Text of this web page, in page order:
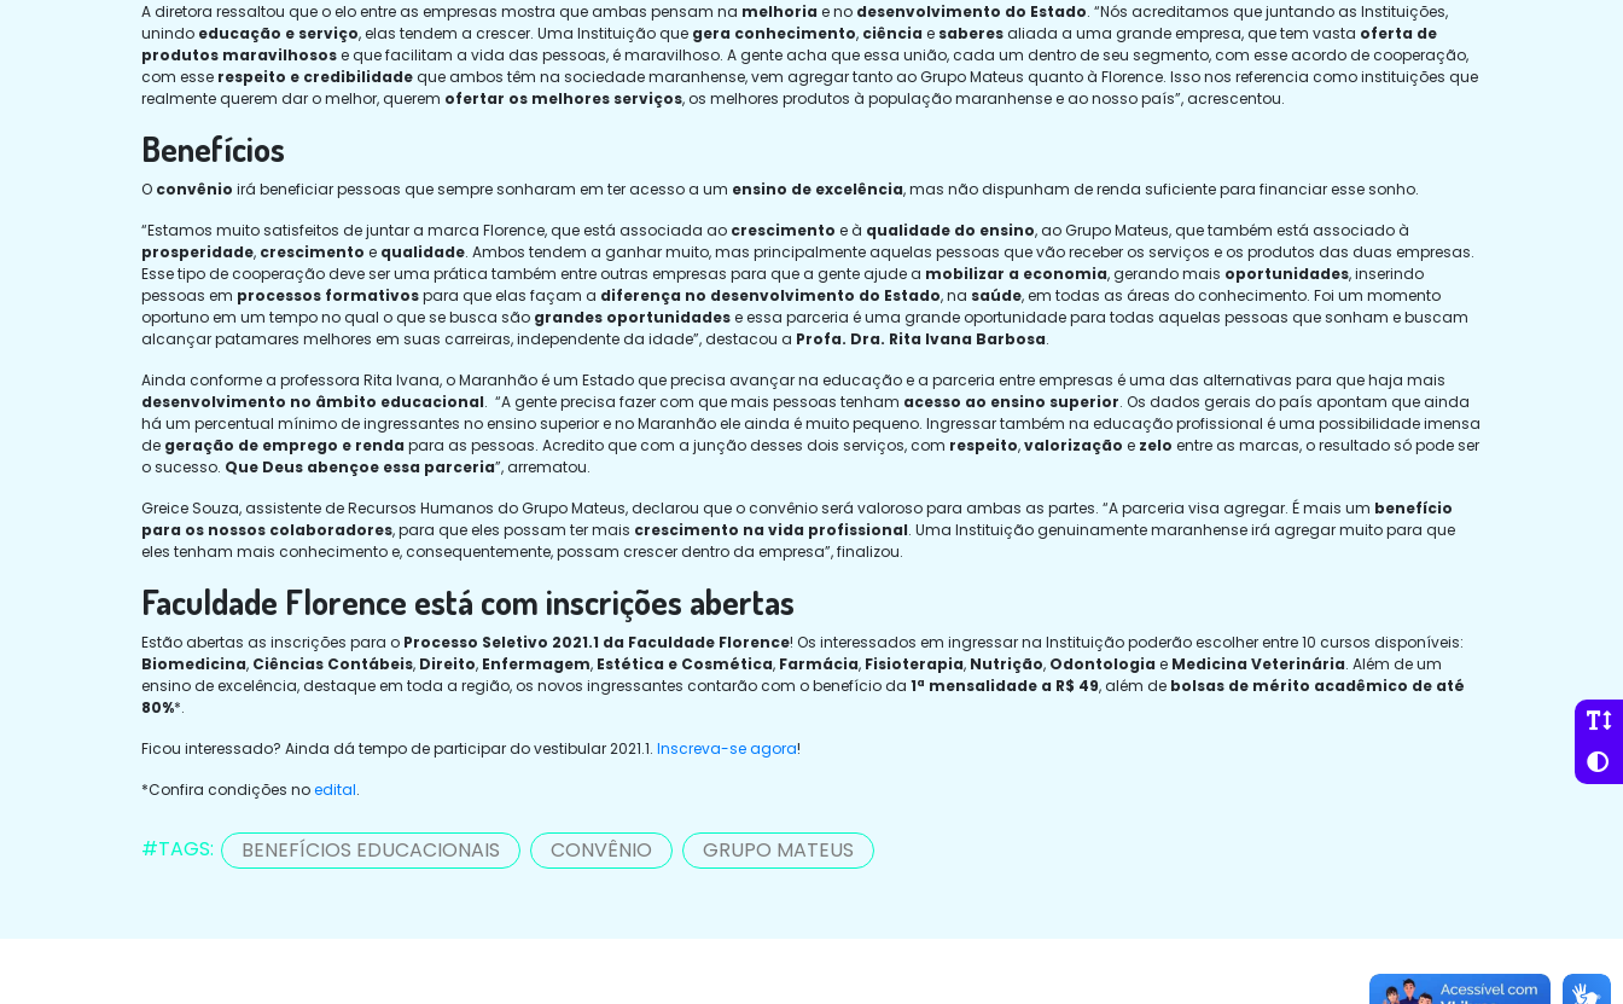
A diretora ressaltou que o elo entre as empresas mostra que ambas pensam na melhoria e no desenvolvimento do Estado. “Nós acreditamos que juntando as Instituições,
unindo educação e serviço, elas tendem a crescer. Uma Instituição que gera conhecimento, ciência e saberesaliada a uma grande empresa, que tem vasta oferta de
produtos maravilhosose que facilitam a vida das pessoas, é maravilhoso. A gente acha que essa união, cada um dentro de seu segmento, com esse acordo de cooperação,
com esse respeito e credibilidadeque ambos têm na sociedade maranhense, vem agregar tanto ao Grupo Mateus quanto à Florence. Isso nos referencia como instituições que
realmente querem dar o melhor, querem ofertar os melhores serviços, os melhores produtos à população maranhense e ao nosso país”, acrescentou.
Benefícios
O convênio irá beneficiar pessoas que sempre sonharam em ter acesso a um ensino de excelência, mas não dispunham de renda suficiente para financiar esse sonho.
“Estamos muito satisfeitos de juntar a marca Florence, que está associada ao crescimento e à qualidade do ensino, ao Grupo Mateus, que também está associado à
prosperidade, crescimento e qualidade. Ambos tendem a ganhar muito, mas principalmente aquelas pessoas que vão receber os serviços e os produtos das duas empresas.
Esse tipo de cooperação deve ser uma prática também entre outras empresas para que a gente ajude a mobilizar a economia, gerando mais oportunidades, inserindo
pessoas em processos formativospara que elas façam a diferença no desenvolvimento do Estado, na saúde, em todas as áreas do conhecimento. Foi um momento
oportuno em um tempo no qual o que se busca são grandes oportunidadese essa parceria é uma grande oportunidade para todas aquelas pessoas que sonham e buscam
alcançar patamares melhores em suas carreiras, independente da idade”, destacou a Profa. Dra. Rita Ivana Barbosa.
Ainda conforme a professora Rita Ivana, o Maranhão é um Estado que precisa avançar na educação e a parceria entre empresas é uma das alternativas para que haja mais
desenvolvimento no âmbito educacional. “A gente precisa fazer com que mais pessoas tenham acesso ao ensino superior. Os dados gerais do país apontam que ainda
há um percentual mínimo de ingressantes no ensino superior e no Maranhão ele ainda é muito pequeno. Ingressar também na educação profissional é uma possibilidade imensa
de geração de emprego e renda para as pessoas. Acredito que com a junção desses dois serviços, com respeito,valorização e zelo entre as marcas, o resultado só pode ser
o sucesso. Que Deus abençoe essa parceria”, arrematou.
Greice Souza, assistente de Recursos Humanos do Grupo Mateus, declarou que o convênio será valoroso para ambas as partes. “A parceria visa agregar. É mais um benefício
para os nossos colaboradores, para que eles possam ter mais crescimento na vida profissional. Uma Instituição genuinamente maranhense irá agregar muito para que
eles tenham mais conhecimento e, consequentemente, possam crescer dentro da empresa”, finalizou.
Faculdade Florence está com inscrições abertas
Estão abertas as inscrições para o Processo Seletivo 2021.1 da Faculdade Florence! Os interessados em ingressar na Instituição poderão escolher entre 10 cursos disponíveis:
Biomedicina, Ciências Contábeis, Direito, Enfermagem, Estética e Cosmética, Farmácia, Fisioterapia, Nutrição, Odontologia e Medicina Veterinária. Além de um
ensino de excelência, destaque em toda a região, os novos ingressantes contarão com o benefício da 1ª mensalidade a R$ 49, além de bolsas de mérito acadêmico de até
80%*.
Ficou interessado? Ainda dá tempo de participar do vestibular 2021.1. Inscreva-se agora!
*Confira condições noedital.
#TAGS: BENEFÍCIOS EDUCACIONAIS CONVÊNIO GRUPO MATEUS